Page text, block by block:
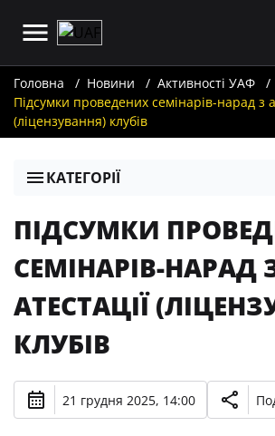
Головна Новини
Активності УАФ
Підсумки проведених семінарів-нарад з
(ліцензування) клубів
КАТЕГОРІЇ
ПІДСУМКИ
СЕМІНАРІВ-НАРАД
АТЕСТАЦІЇ
КЛУБІВ
21 грудня 2025, 14:00